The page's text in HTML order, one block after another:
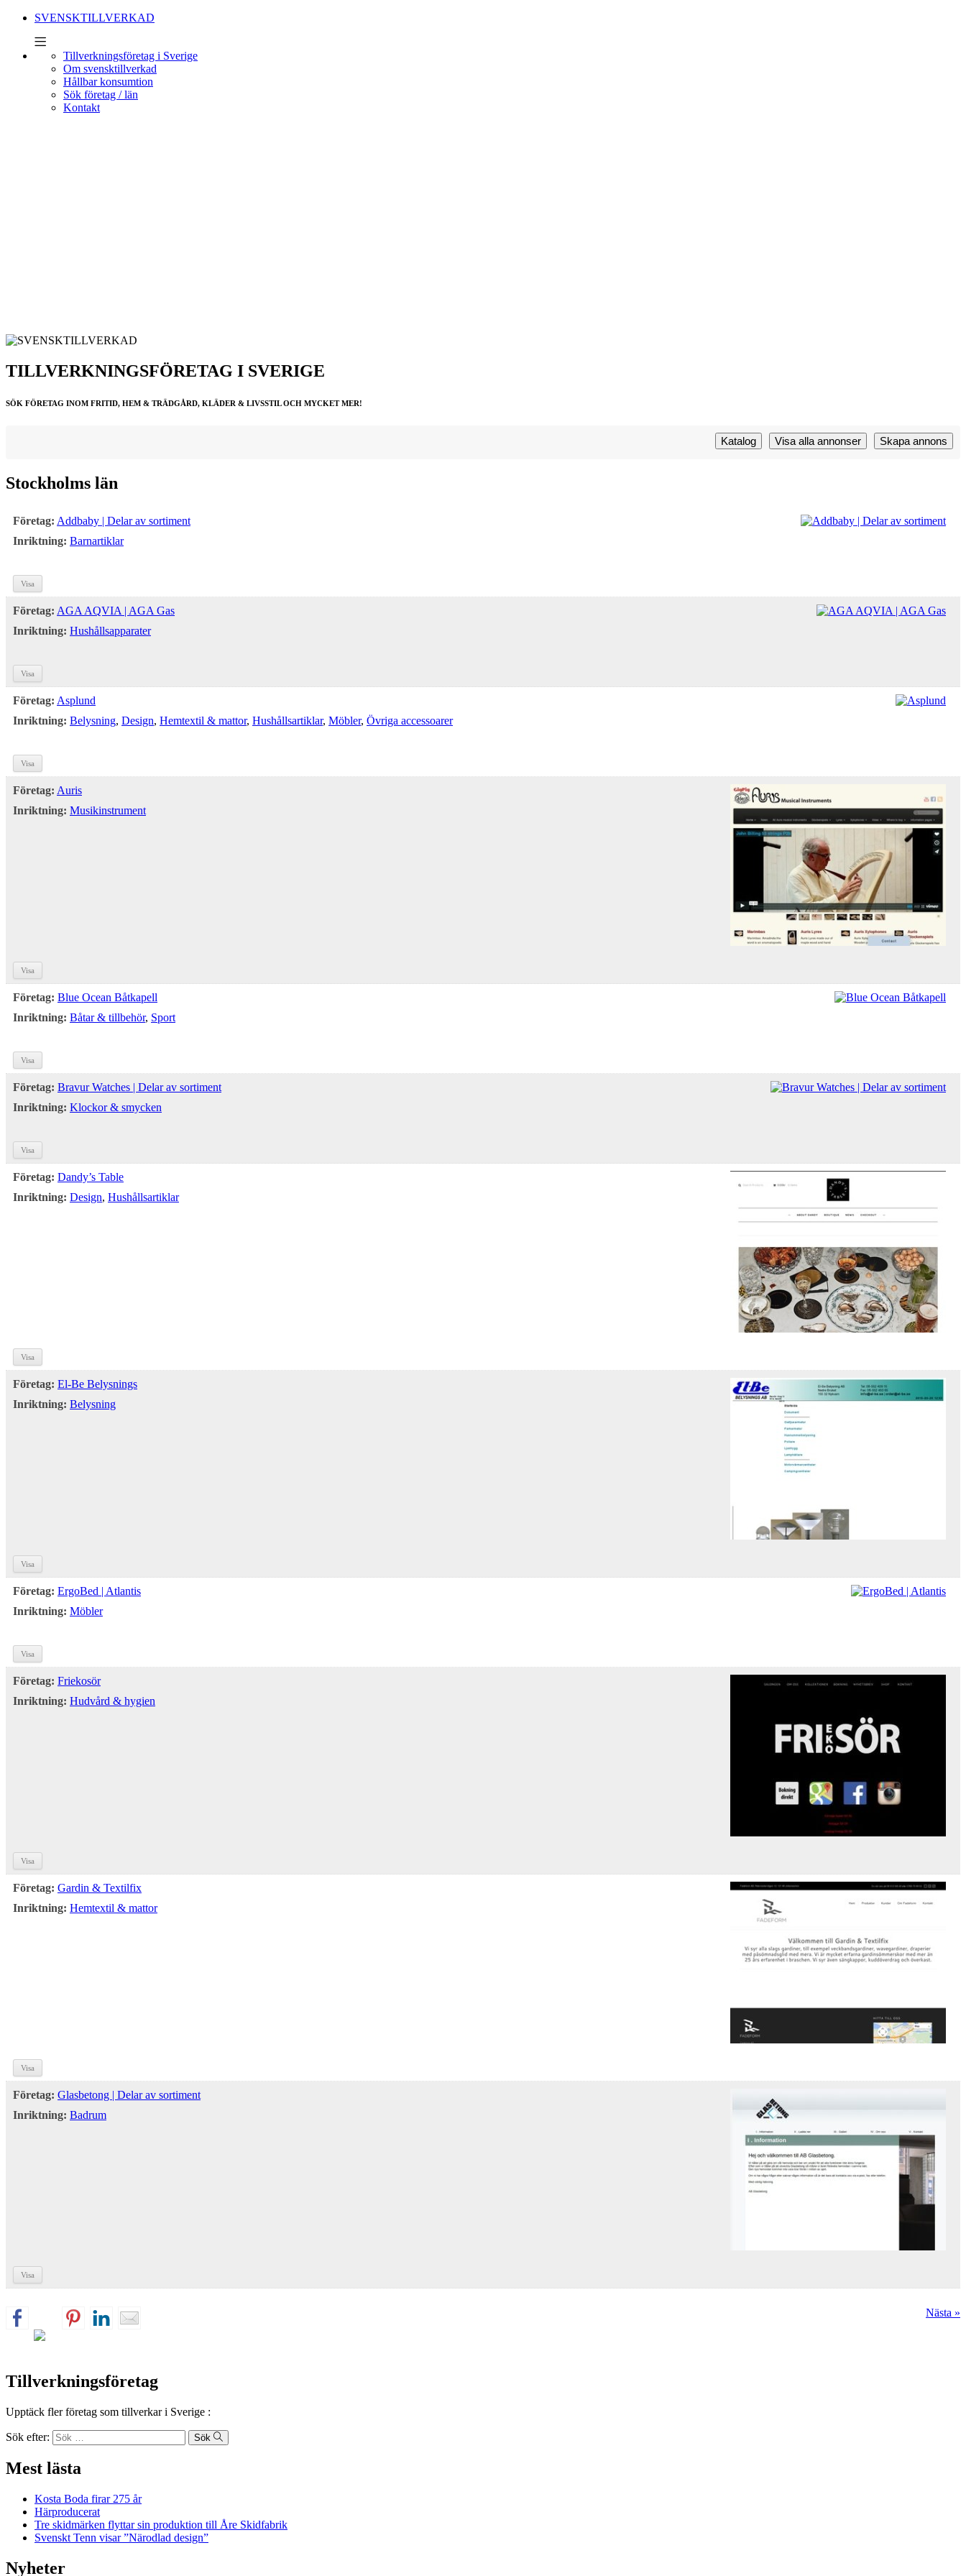
SVENSKTILLVERKAD
Tillverkningsföretag i Sverige
Om svensktillverkad
Hållbar konsumtion
Sök företag / län
Kontakt
TILLVERKNINGSFÖRETAG I SVERIGE
SÖK FÖRETAG INOM FRITID, HEM & TRÄDGÅRD, KLÄDER & LIVSSTIL OCH MYCKET MER!
Stockholms län
Företag: Addbaby | Delar av sortiment
Inriktning: Barnartiklar
Visa
Företag: AGA AQVIA | AGA Gas
Inriktning: Hushållsapparater
Visa
Företag: Asplund
Inriktning: Belysning, Design, Hemtextil & mattor, Hushållsartiklar, Möbler, Övriga accessoarer
Visa
Företag: Auris
Inriktning: Musikinstrument
Visa
Företag: Blue Ocean Båtkapell
Inriktning: Båtar & tillbehör, Sport
Visa
Företag: Bravur Watches | Delar av sortiment
Inriktning: Klockor & smycken
Visa
Företag: Dandy’s Table
Inriktning: Design, Hushållsartiklar
Visa
Företag: El-Be Belysnings
Inriktning: Belysning
Visa
Företag: ErgoBed | Atlantis
Inriktning: Möbler
Visa
Företag: Friekosör
Inriktning: Hudvård & hygien
Visa
Företag: Gardin & Textilfix
Inriktning: Hemtextil & mattor
Visa
Företag: Glasbetong | Delar av sortiment
Inriktning: Badrum
Visa
Nästa »
Tillverkningsföretag
Upptäck fler företag som tillverkar i Sverige :
Sök efter: Sök
Mest lästa
Kosta Boda firar 275 år
Härproducerat
Tre skidmärken flyttar sin produktion till Åre Skidfabrik
Svenskt Tenn visar ”Närodlad design”
Nyheter